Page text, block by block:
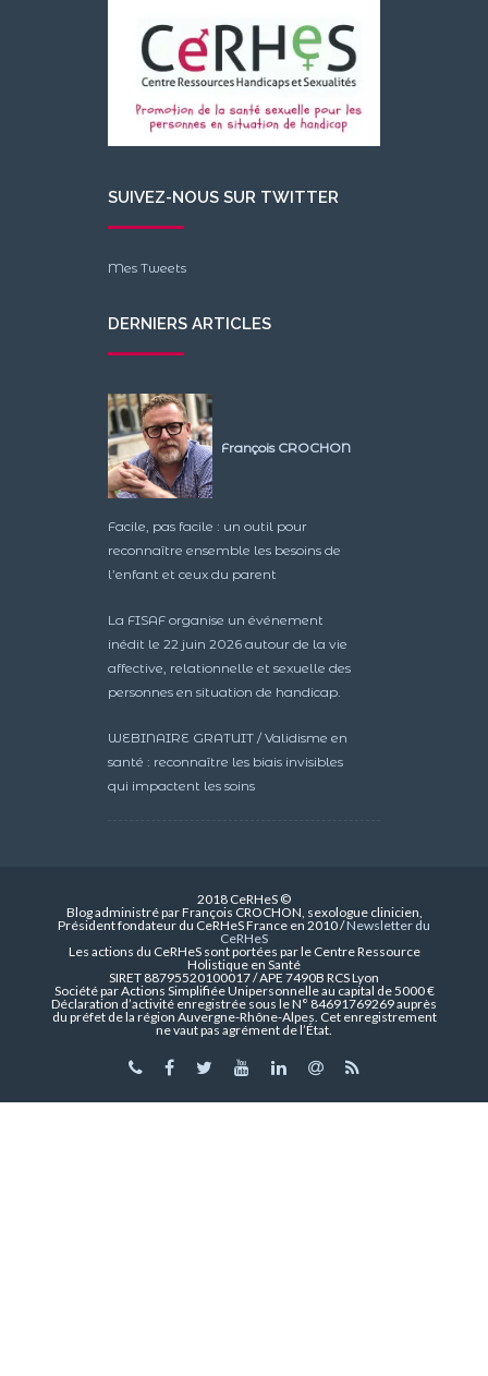
SUIVEZ-NOUS SUR TWITTER
Mes Tweets
DERNIERS ARTICLES
François CROCHON
Facile, pas facile : un outil pour
reconnaître ensemble les besoins de
l’enfant et ceux du parent
La FISAF organise un événement
inédit le 22 juin 2026 autour de la vie
affective, relationnelle et sexuelle des
personnes en situation de handicap.
WEBINAIRE GRATUIT / Validisme en
santé : reconnaître les biais invisibles
qui impactent les soins
2018 CeRHeS ©
Blog administré par François CROCHON, sexologue clinicien,
Président fondateur du CeRHeS France en 2010 /Newsletter du
CeRHeS
Les actions du CeRHeS sont portées par le Centre Ressource
Holistique en Santé
SIRET 88795520100017 / APE 7490B RCS Lyon
Société par Actions Simplifiée Unipersonnelle au capital de 5000 €
Déclaration d’activité enregistrée sous le N° 84691769269 auprès
du préfet de la région Auvergne-Rhône-Alpes. Cet enregistrement
ne vaut pas agrément de l’État.